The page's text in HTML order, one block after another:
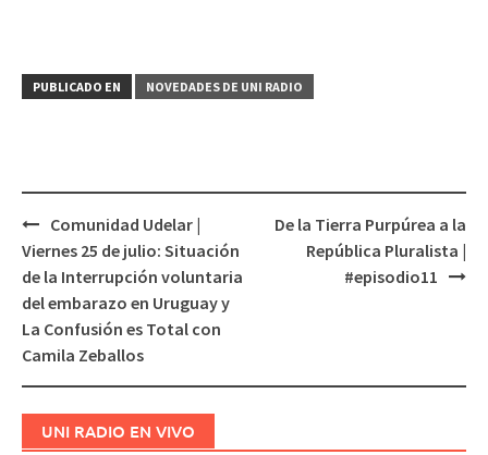
PUBLICADO EN NOVEDADES DE UNI RADIO
Navegación
de
entradas
Comunidad Udelar |
Viernes 25 de julio: Situación
de la Interrupción voluntaria
del embarazo en Uruguay y
La Confusión es Total con
Camila Zeballos
De la Tierra Purpúrea a la
República Pluralista |
#episodio11
UNI RADIO EN VIVO